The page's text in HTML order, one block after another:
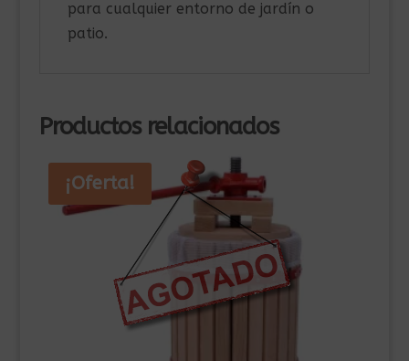
para cualquier entorno de jardín o
patio.
Productos relacionados
¡Oferta!